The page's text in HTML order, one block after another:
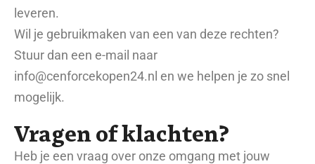
leveren.
Wil je gebruikmaken van een van deze rechten?
Stuur dan een e-mail naar
info@cenforcekopen24.nl en we helpen je zo snel
mogelijk.
Vragen of klachten?
Heb je een vraag over onze omgang met jouw